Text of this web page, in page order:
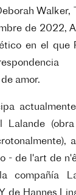
Walker,
de 2022,
en el que
amor.
Lalande
- de l'art de
compañía
de Hannes